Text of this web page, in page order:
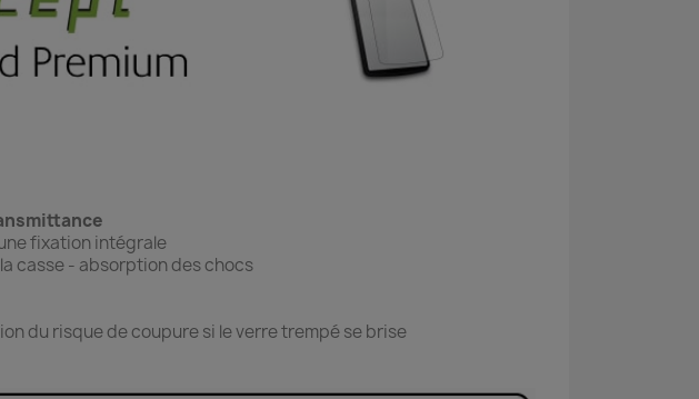
fixation intégrale
casse - absorption des chocs
du risque de coupure si le verre trempé se brise